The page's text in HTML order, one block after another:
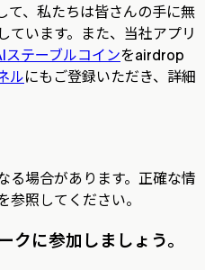
て、私たちは皆さんの手に無
ています。また、当社アプリ
ステーブルコインをairdrop
ルにもご登録いただき、詳細
る場合があります。正確な情
参照してください。
クに参加しましょう。